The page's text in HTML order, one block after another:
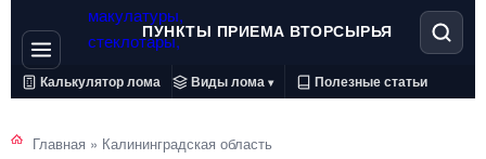
ПУНКТЫ ПРИЕМА ВТОРСЫРЬЯ
Калькулятор лома Виды лома ▾ Полезные статьи
Главная » Калининградская область